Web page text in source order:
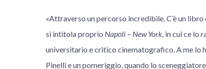
«Attraverso un percorso incredibile. C’è un
si intitola proprio Napoli – New York, in cui ce lo
universitario e critico cinematografico. A me lo
Pinelli e un pomeriggio, quando lo